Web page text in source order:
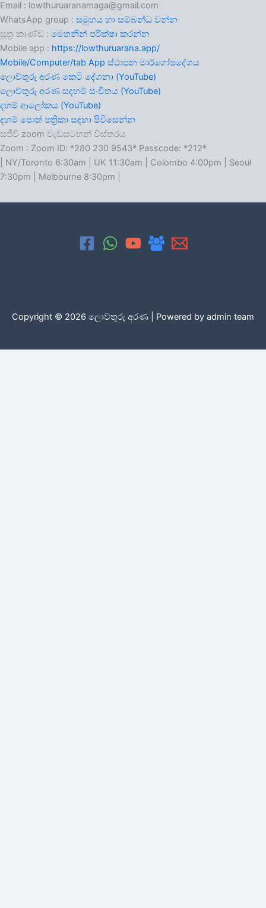
Email : lowthuruaranamaga@gmail.com
WhatsApp group : සමුහය හා සම්බන්ධ වන්න
සූත්‍ර කාණ්ඩ : මෙතනින් පරික්ෂා කරන්න
Mobile app : https://lowthuruarana.app/
Mobile/Computer/tab App ස්ථාපන මාර්ගෝපදේශය
ලොව්තුරු අරණ කෙටි දේශනා (YouTube)
ලොව්තුරු අරණ සදහම් සංචිතය (YouTube)
දහම් ආලෝකය (YouTube)
දහම් පොත් පත්‍රිකා සඳහා පිවිසෙන්න
සජීවී zoom වැඩසටහන් විස්තරය
Zoom : Zoom ID: *280 230 9543* Passcode: *212*
| NY/Toronto 6:30am | UK 11:30am | Colombo 4:00pm | Seoul
7:30pm | Melbourne 8:30pm |
Copyright © 2026 ලොව්තුරු අරණ | Powered by admin team